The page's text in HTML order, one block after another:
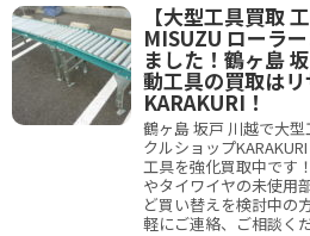
【大型工具買取
MISUZU ローラ
ました！鶴ヶ島
動工具の買取は
KARAKURI！
鶴ヶ島 坂戸 川越で大
クルショップ
工具を強化買取中です
やタイワイヤの未使用
ど買い替えを検討中の
軽にご連絡、ご相談く